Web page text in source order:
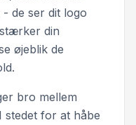
de ser dit logo
din
øjeblik de
bro mellem
stedet for at håbe